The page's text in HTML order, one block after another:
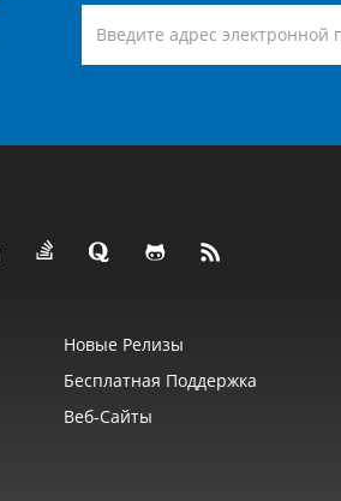
Новые Релизы
Бесплатная Поддержка
Веб‑сайты